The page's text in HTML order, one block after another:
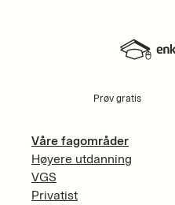
Prøv gratis
Våre fagområder
Høyere utdanning
VGS
Privatist